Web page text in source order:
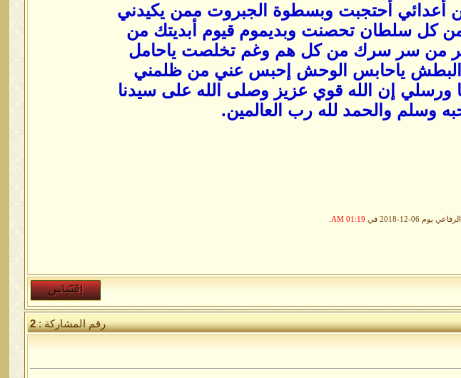
أعدائي أحتجبت وبسطوة الجبروت ممن يكيدني
كل سلطان تحصنت وبديموم قيوم أبديتك من
من سر سرك من كل هم وغم تخلصت ياحامل
البطش ياحابس الوحش إحبس عني من ظلمني
ورسلي إن الله قوي عزيز وصلى الله على سيدنا
وسلم والحمد لله رب العالمين.
يوم 06-12-2018 في 01:19 AM
.
رقم المشاركة :2